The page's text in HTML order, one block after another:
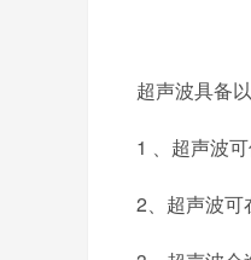
超声波具备
1 、超声波可
2、超声波可